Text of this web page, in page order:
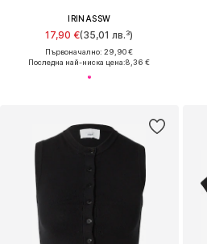
IRINASSW
17,90 €(35,01 лв.³)
Първоначално: 29,90 €
Последна най-ниска цена:8,36 €